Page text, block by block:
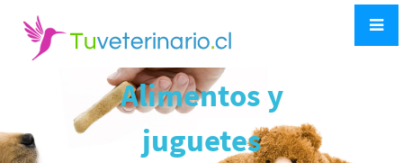
Alimentos y
juguetes